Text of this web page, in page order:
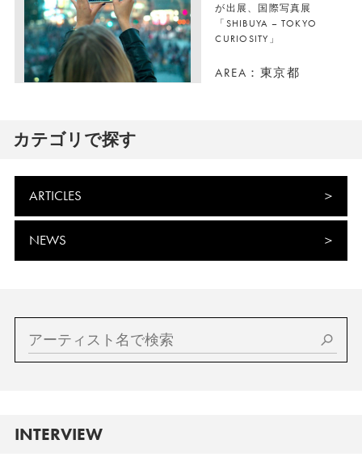
が出展、国際写真展
「SHIBUYA – TOKYO
CURIOSITY」
AREA：東京都
カテゴリで探す
ARTICLES
NEWS
INTERVIEW